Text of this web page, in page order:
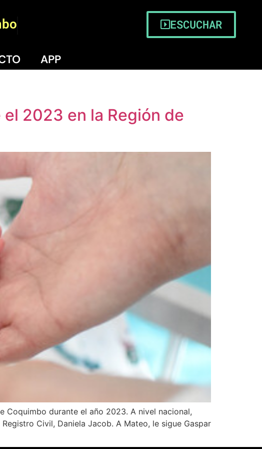
ESCUCHAR
APP
2023 en la Región de
Coquimbo durante el año 2023. A nivel nacional,
Civil, Daniela Jacob. A Mateo, le sigue Gaspar